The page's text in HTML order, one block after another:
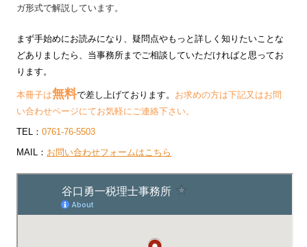
ガ形式で解説しています。
まず手始めにお読みになり、疑問点やもっと詳しく知りたいことな
どありましたら、当事務所までご相談していただければと思ってお
ります 。
本冊子は無料で差し上げております。 お求めの方は下記又はお問
い合わせページにてお気軽にご連絡下さい。
TEL：0761-76-5503
MAIL： お問い合わせフォームはこちら